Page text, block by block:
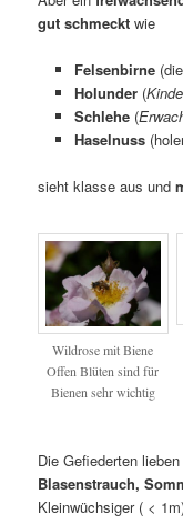
gut schmeckt wie
Felsenbirne
Holunder(
Schlehe(
Haselnuss
sieht klasse aus und
Wildrose mit Biene
Offen Blüten sind für
Bienen sehr wichtig
Die Gefiederten
Blasenstrauch,
Kleinwüchsiger ( <